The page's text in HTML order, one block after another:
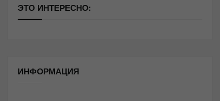
ЭТО ИНТЕРЕСНО:
ИНФОРМАЦИЯ